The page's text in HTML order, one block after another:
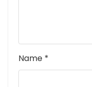
Name *